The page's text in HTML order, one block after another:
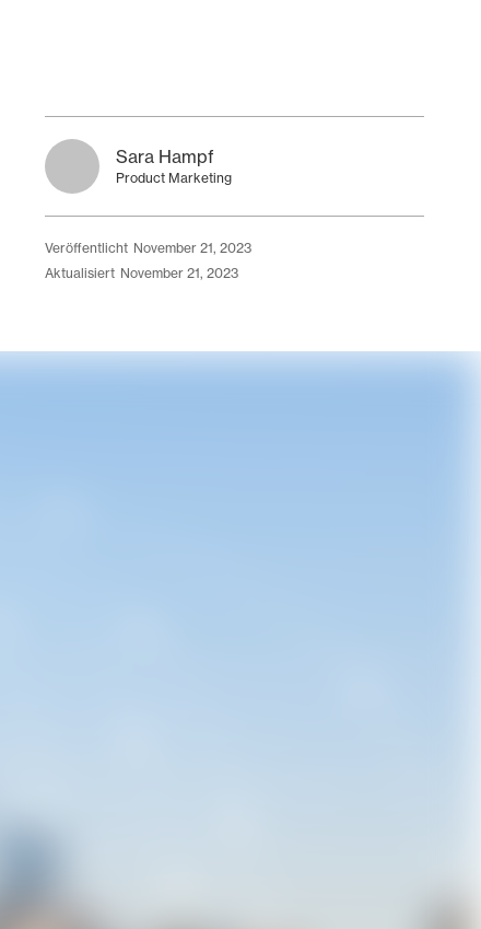
Sara Hampf
Product Marketing
veröffentlicht November 21, 2023
aktualisiert November 21, 2023